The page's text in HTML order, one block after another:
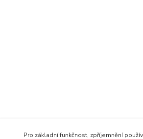
Pro základní funkčnost, zpříjemnění